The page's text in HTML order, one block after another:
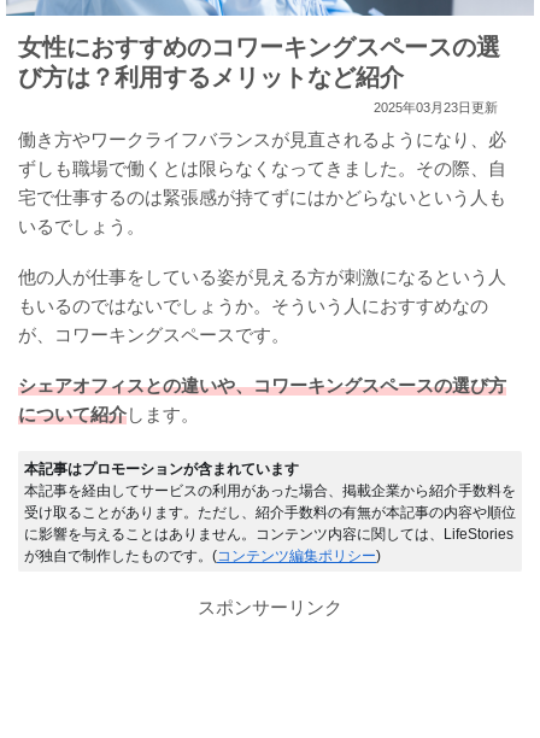
女性におすすめのコワーキングスペースの選
び方は？利用するメリットなど紹介
2025年03月23日更新
働き方やワークライフバランスが見直されるようになり、必
ずしも職場で働くとは限らなくなってきました。その際、自
宅で仕事するのは緊張感が持てずにはかどらないという人も
いるでしょう。
他の人が仕事をしている姿が見える方が刺激になるという人
もいるのではないでしょうか。そういう人におすすめなの
が、コワーキングスペースです。
シェアオフィスとの違いや、コワーキングスペースの選び方
について紹介します。
本記事はプロモーションが含まれています
本記事を経由してサービスの利用があった場合、掲載企業から紹介手数料を
受け取ることがあります。ただし、紹介手数料の有無が本記事の内容や順位
に影響を与えることはありません。コンテンツ内容に関しては、LifeStories
が独自で制作したものです。(コンテンツ編集ポリシー)
スポンサーリンク